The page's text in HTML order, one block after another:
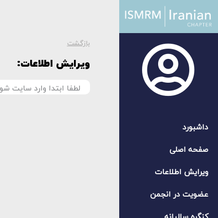
داشبورد
صفحه اصلی
ویرایش اطلاعات
عضویت در انجمن
بازگشت
ویرایش اطلاعات:
لطفا ابتدا وارد سایت